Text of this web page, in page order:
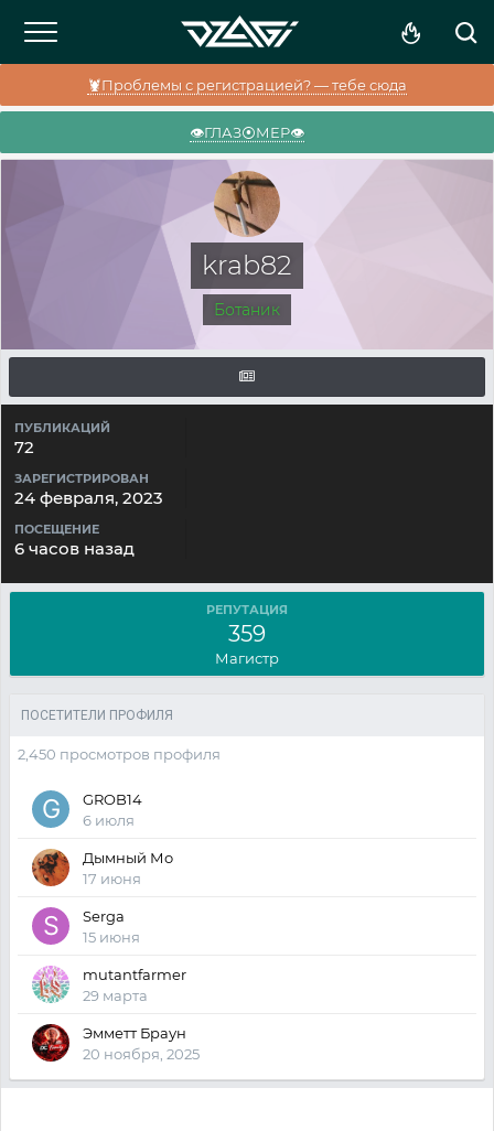
🦞Проблемы с регистрацией? — тебе сюда
👁️ГЛАЗ⦿МЕР👁️
krab82
Ботаник
ПУБЛИКАЦИЙ
72
ЗАРЕГИСТРИРОВАН
24 февраля, 2023
ПОСЕЩЕНИЕ
6 часов назад
РЕПУТАЦИЯ
359
Магистр
ПОСЕТИТЕЛИ ПРОФИЛЯ
2,450 просмотров профиля
GROB14
6 июля
Дымный Мо
17 июня
Serga
15 июня
mutantfarmer
29 марта
Эмметт Браун
20 ноября, 2025